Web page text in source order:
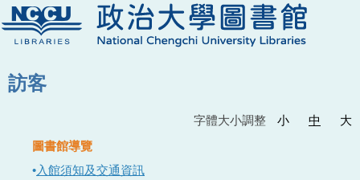
訪客
字體大小調整 小 中
大
圖書館導覽
•入館須知及交通資訊